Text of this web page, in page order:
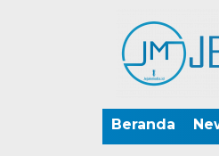
Beranda